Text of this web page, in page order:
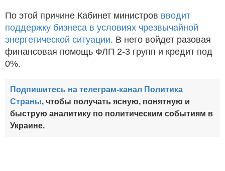
По этой причине Кабинет министров вводит
поддержку бизнеса в условиях чрезвычайной
энергетической ситуации. В него войдет разовая
финансовая помощь ФЛП 2-3 групп и кредит под
0%.
Подпишитесь на телеграм-канал Политика
Страны, чтобы получать ясную, понятную и
быструю аналитику по политическим событиям в
Украине.